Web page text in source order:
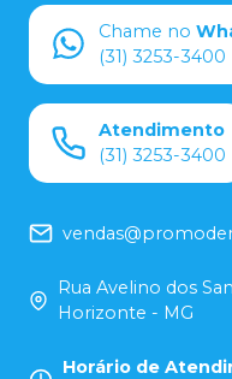
Chame no
(31) 3253-3400
Atendimento
(31) 3253-3400
Rua Avelino dos
Horizonte - MG
Horário de